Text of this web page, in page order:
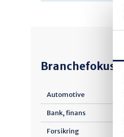
Branchefokus
Automotive
Bank, finans
Forsikring